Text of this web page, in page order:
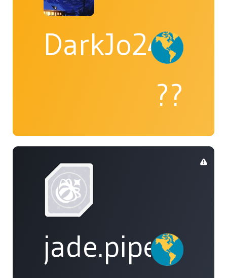
DarkJo24
??
jade.piper